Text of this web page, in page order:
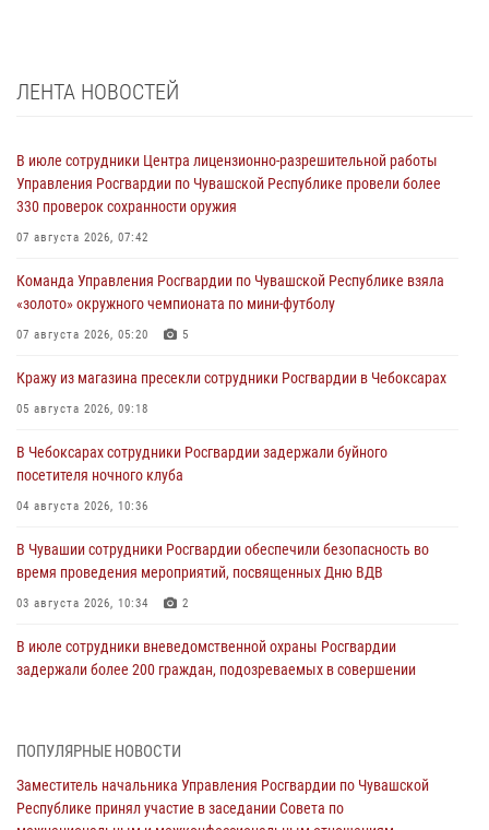
ЛЕНТА НОВОСТЕЙ
В июле сотрудники Центра лицензионно-разрешительной работы
Управления Росгвардии по Чувашской Республике провели более
330 проверок сохранности оружия
07 августа 2026, 07:42
Команда Управления Росгвардии по Чувашской Республике взяла
«золото» окружного чемпионата по мини-футболу
07 августа 2026, 05:20 5
Кражу из магазина пресекли сотрудники Росгвардии в Чебоксарах
05 августа 2026, 09:18
В Чебоксарах сотрудники Росгвардии задержали буйного
посетителя ночного клуба
04 августа 2026, 10:36
В Чувашии сотрудники Росгвардии обеспечили безопасность во
время проведения мероприятий, посвященных Дню ВДВ
03 августа 2026, 10:34 2
В июле сотрудники вневедомственной охраны Росгвардии
задержали более 200 граждан, подозреваемых в совершении
мировой войне 1914-1918 годов
01 августа 2026, 07:19
ПОПУЛЯРНЫЕ НОВОСТИ
Заместитель начальника Управления Росгвардии по Чувашской
Республике принял участие в заседании Совета по